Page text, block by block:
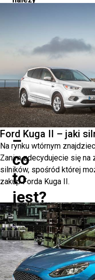
przepisów.
System
SENT
–
co
to
jest?
System
SENT
(System
Elektronicznego
Ford Kuga II – jaki
Na rynku wtórnym
Zanim zdecydujecie się na
silników, spośród której
zakup Forda Kuga II.